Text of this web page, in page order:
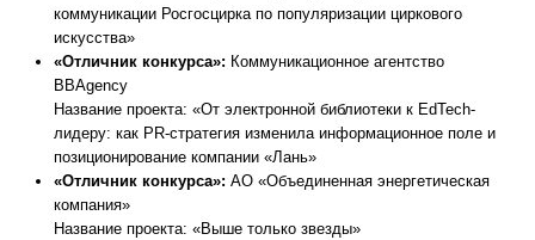
коммуникации Росгосцирка по популяризации циркового
искусства»
«Отличник конкурса»: Коммуникационное агентство
BBAgency
Название проекта: «От электронной библиотеки к EdTech-
лидеру: как PR-стратегия изменила информационное поле и
позиционирование компании «Лань»
«Отличник конкурса»: АО «Объединенная энергетическая
компания»
Название проекта: «Выше только звезды»